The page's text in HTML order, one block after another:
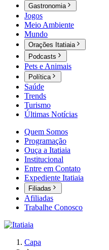
Gastronomia
Jogos
Meio Ambiente
Mundo
Orações Itatiaia
Podcasts
Pets e Animais
Política
Saúde
Trends
Turismo
Últimas Notícias
Quem Somos
Programação
Ouça a Itatiaia
Institucional
Entre em Contato
Expediente Itatiaia
Filiadas
Afiliadas
Trabalhe Conosco
Capa